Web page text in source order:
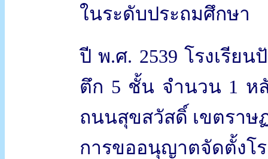
ในระดับประถมศึกษา
ปี พ.ศ. 2539 โรงเรีย
ตึก 5 ชั้น จำนวน 1 ห
ถนนสุขสวัสดิ์ เขตราษ
การขออนุญาตจัดตั้งโร